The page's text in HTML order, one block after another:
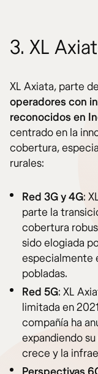
3. XL
XL Axiata, parte
operadores con
reconocidos en
centrado en la
cobertura,
rurales:
Red 3G y 4G:
parte la
cobertura
sido elogiada
especialmente
pobladas.
Red 5G: XL
limitada en
compañía ha
expandiendo
crece y la